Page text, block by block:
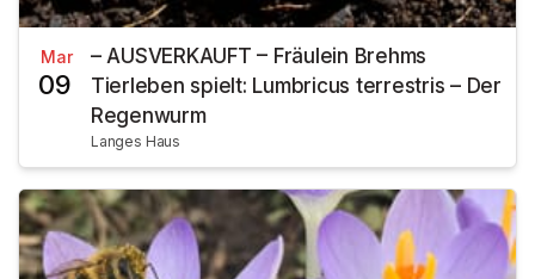
Mar
09
– AUSVERKAUFT – Fräulein Brehms
Tierleben spielt: Lumbricus terrestris – Der
Regenwurm
Langes Haus